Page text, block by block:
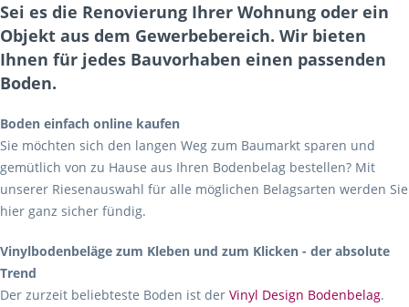
Sei es die Renovierung Ihrer Wohnung oder ein
Objekt aus dem Gewerbebereich. Wir bieten
Ihnen für jedes Bauvorhaben einen passenden
Boden.
Boden einfach online kaufen
Sie möchten sich den langen Weg zum Baumarkt sparen und
gemütlich von zu Hause aus Ihren Bodenbelag bestellen? Mit
unserer Riesenauswahl für alle möglichen Belagsarten werden Sie
hier ganz sicher fündig.
Vinylbodenbeläge zum Kleben und zum Klicken - der absolute
Trend
Der zurzeit beliebteste Boden ist der Vinyl Design Bodenbelag.